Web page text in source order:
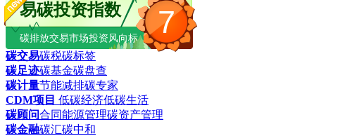
7
易碳投资指数
碳排放交易市场投资风向标
碳交易碳税碳标签
碳足迹碳基金碳盘查
碳计量节能减排碳专家
CDM项目 低碳经济低碳生活
碳顾问合同能源管理碳资产管理
碳金融碳汇碳中和